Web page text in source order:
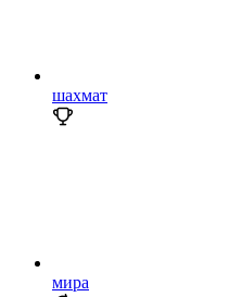
шахмат
мира